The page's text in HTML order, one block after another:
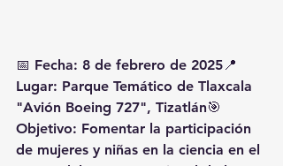
📅 Fecha: 8 de febrero de 2025📍
Lugar: Parque Temático de Tlaxcala
"Avión Boeing 727", Tizatlán🎯
Objetivo: Fomentar la participación
de mujeres y niñas en la ciencia en el